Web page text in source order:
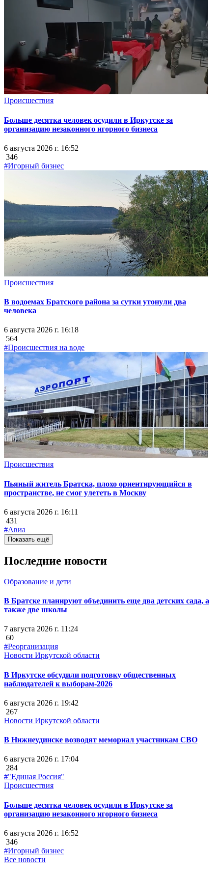
Происшествия
Больше десятка человек осудили в Иркутске за
организацию незаконного игорного бизнеса
6 августа 2026 г. 16:52
346
#Игорный бизнес
Происшествия
В водоемах Братского района за сутки утонули два
человека
6 августа 2026 г. 16:18
564
#Происшествия на воде
Происшествия
Пьяный житель Братска, плохо ориентирующийся в
пространстве, не смог улететь в Москву
6 августа 2026 г. 16:11
431
#Авиа
Показать ещё
Последние новости
Образование и дети
В Братске планируют объединить еще два детских сада, а
также две школы
7 августа 2026 г. 11:24
60
#Реорганизация
Новости Иркутской области
В Иркутске обсудили подготовку общественных
наблюдателей к выборам-2026
6 августа 2026 г. 19:42
267
Новости Иркутской области
В Нижнеудинске возводят мемориал участникам СВО
6 августа 2026 г. 17:04
284
#"Единая Россия"
Происшествия
Больше десятка человек осудили в Иркутске за
организацию незаконного игорного бизнеса
6 августа 2026 г. 16:52
346
#Игорный бизнес
Все новости